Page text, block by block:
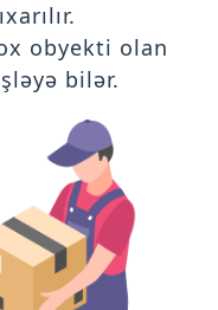
obyekti olan
bilər.